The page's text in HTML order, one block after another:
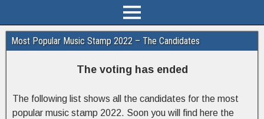
Most Popular Music Stamp 2022 – The Candidates
The voting has ended
The following list shows all the candidates for the most
popular music stamp 2022. Soon you will find here the